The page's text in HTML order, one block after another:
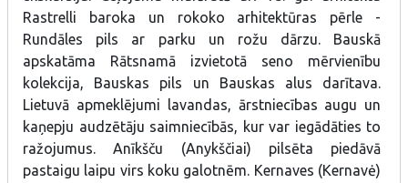
Rastrelli baroka un rokoko arhitektūras pērle -
Rundāles pils ar parku un rožu dārzu. Bauskā
apskatāma Rātsnamā izvietotā seno mērvienību
kolekcija, Bauskas pils un Bauskas alus darītava.
Lietuvā apmeklējumi lavandas, ārstniecības augu un
kaņepju audzētāju saimniecībās, kur var iegādāties to
ražojumus. Anīkšču (Anykščiai) pilsēta piedāvā
pastaigu laipu virs koku galotnēm. Kernaves (Kernavė)